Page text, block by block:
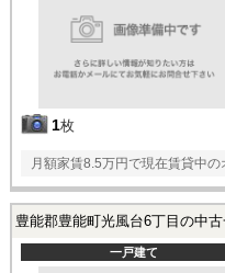
1枚
月額家賃8.5万円で現在賃貸中
豊能郡豊能町光風台6丁目の中
一戸建て